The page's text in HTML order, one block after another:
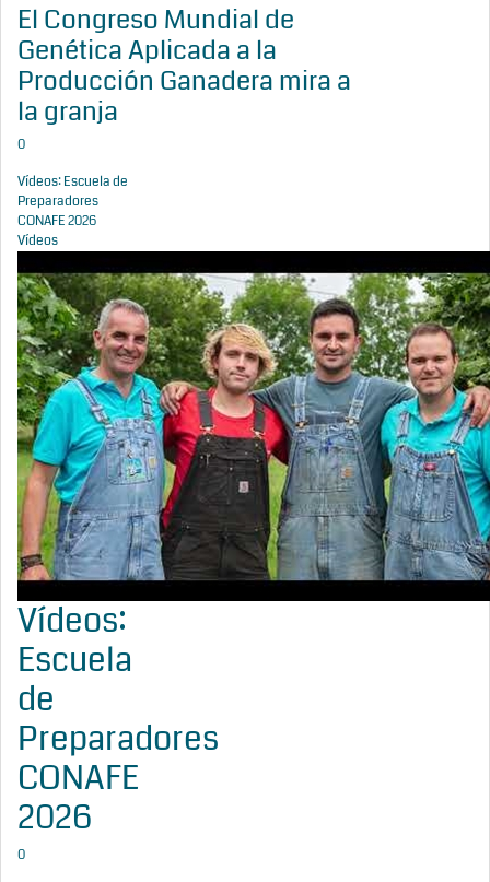
El Congreso Mundial de
Genética Aplicada a la
Producción Ganadera mira a
la granja
0
Vídeos: Escuela de
Preparadores
CONAFE 2026
Vídeos
Vídeos:
Escuela
de
Preparadores
CONAFE
2026
0